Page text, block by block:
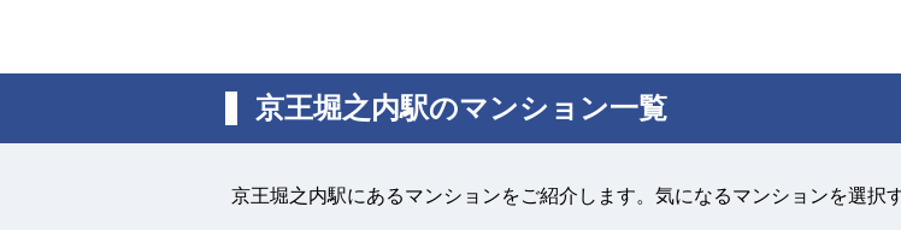
京王堀之内駅のマンション一覧
京王堀之内駅にあるマンションをご紹介します。気になるマンションを選択